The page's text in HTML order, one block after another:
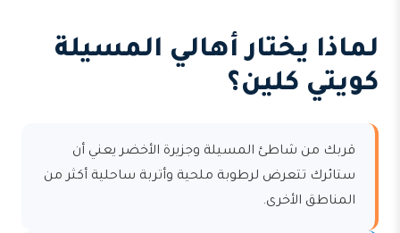
لماذا يختار أهالي المسيلة
كويتي كلين؟
قربك من شاطئ المسيلة وجزيرة الأخضر يعني أن
ستائرك تتعرض لرطوبة ملحية وأتربة ساحلية أكثر من
المناطق الأخرى.